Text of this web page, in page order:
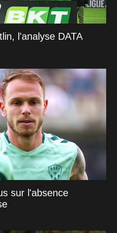
l'analyse DATA
sur l'absence